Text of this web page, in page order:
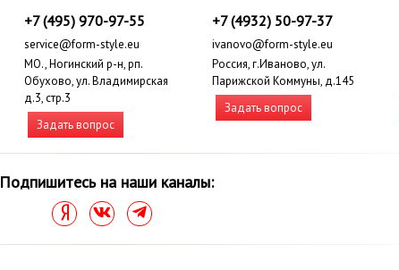
+7 (495) 970-97-55
service@form-style.eu
МО., Ногинский р-н, рп.
Обухово, ул. Владимирская
д.3, стр.3
Задать вопрос
+7 (4932) 50-97-37
ivanovo@form-style.eu
Россия, г.Иваново, ул.
Парижской Коммуны, д.145
Задать вопрос
Подпишитесь на наши каналы: